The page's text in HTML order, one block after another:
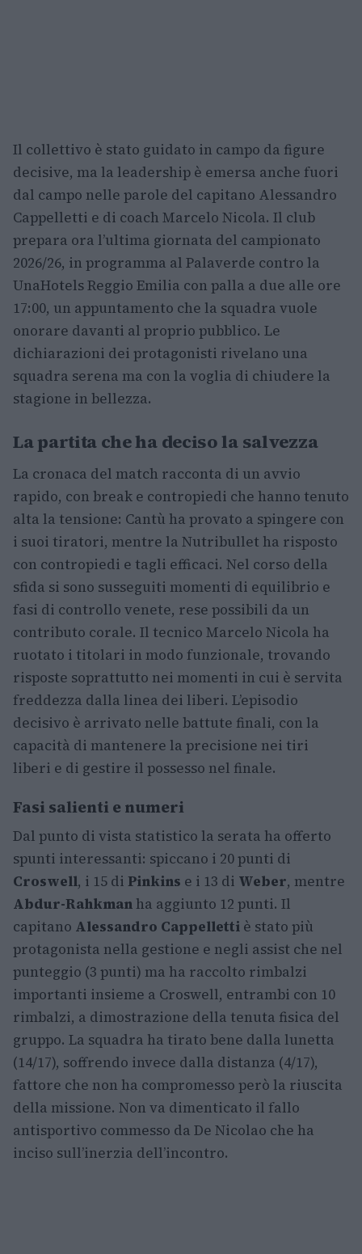
Il collettivo è stato guidato in campo da figure
decisive, ma la leadership è emersa anche fuori
dal campo nelle parole del capitano Alessandro
Cappelletti e di coach Marcelo Nicola. Il club
prepara ora l’ultima giornata del campionato
2026/26, in programma al Palaverde contro la
UnaHotels Reggio Emilia con palla a due alle ore
17:00, un appuntamento che la squadra vuole
onorare davanti al proprio pubblico. Le
dichiarazioni dei protagonisti rivelano una
squadra serena ma con la voglia di chiudere la
stagione in bellezza.
La partita che ha deciso la salvezza
La cronaca del match racconta di un avvio
rapido, con break e contropiedi che hanno tenuto
alta la tensione: Cantù ha provato a spingere con
i suoi tiratori, mentre la Nutribullet ha risposto
con contropiedi e tagli efficaci. Nel corso della
sfida si sono susseguiti momenti di equilibrio e
fasi di controllo venete, rese possibili da un
contributo corale. Il tecnico Marcelo Nicola ha
ruotato i titolari in modo funzionale, trovando
risposte soprattutto nei momenti in cui è servita
freddezza dalla linea dei liberi. L’episodio
decisivo è arrivato nelle battute finali, con la
capacità di mantenere la precisione nei tiri
liberi e di gestire il possesso nel finale.
Fasi salienti e numeri
Dal punto di vista statistico la serata ha offerto
spunti interessanti: spiccano i 20 punti di
Croswell, i 15 di Pinkins e i 13 di Weber, mentre
Abdur-Rahkman ha aggiunto 12 punti. Il
capitano Alessandro Cappelletti è stato più
protagonista nella gestione e negli assist che nel
punteggio (3 punti) ma ha raccolto rimbalzi
importanti insieme a Croswell, entrambi con 10
rimbalzi, a dimostrazione della tenuta fisica del
gruppo. La squadra ha tirato bene dalla lunetta
(14/17), soffrendo invece dalla distanza (4/17),
fattore che non ha compromesso però la riuscita
della missione. Non va dimenticato il fallo
antisportivo commesso da De Nicolao che ha
inciso sull’inerzia dell’incontro.